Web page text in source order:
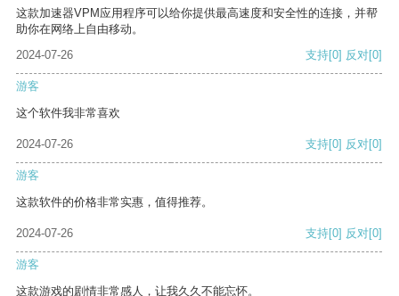
这款加速器VPM应用程序可以给你提供最高速度和安全性的连接，并帮
助你在网络上自由移动。
2024-07-26
支持[0] 反对[0]
游客
这个软件我非常喜欢
2024-07-26 支持[0] 反对[0]
游客
这款软件的价格非常实惠，值得推荐。
2024-07-26 支持[0] 反对[0]
游客
这款游戏的剧情非常感人，让我久久不能忘怀。